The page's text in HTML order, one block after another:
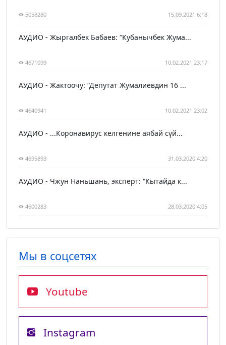
5058280 15.09.2021 6:18
АУДИО - Жыргалбек Бабаев: “Кубанычбек Жума...
4671099 10.02.2021 23:17
АУДИО - Жактоочу: “Депутат Жумалиевдин 16 ...
4640941 10.02.2021 23:02
АУДИО - ...Коронавирус келгенине аябай сүй...
4695893 31.03.2020 4:20
АУДИО - Чжун Наньшань, эксперт: “Кытайда к...
4600283 28.03.2020 4:05
Мы в соцсетях
Youtube
Instagram